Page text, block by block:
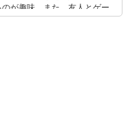
が趣味。また、友人とゲー
ルやイベント情報もいち早